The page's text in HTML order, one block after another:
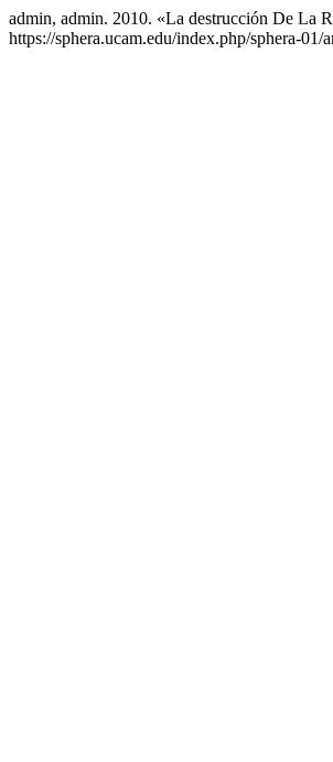
admin, admin. 2010. «La destrucción De La
https://sphera.ucam.edu/index.php/sphera-01/